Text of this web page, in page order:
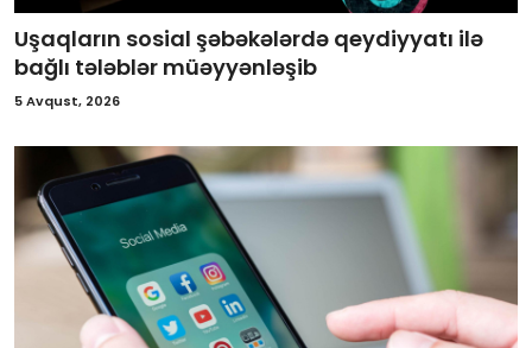
Uşaqların sosial şəbəkələrdə qeydiyyatı ilə
bağlı tələblər müəyyənləşib
5 Avqust, 2026